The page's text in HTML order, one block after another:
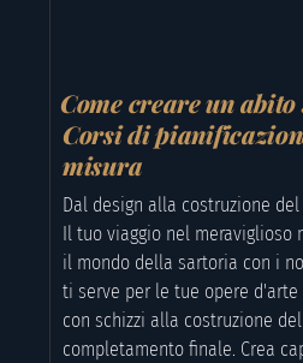
Come creare un
Corsi di
misura
Dal design alla costruzione
Il tuo viaggio nel meraviglioso
il mondo della sartoria con i
ti serve per le tue opere
con schizzi alla costruzione
completamento finale. Crea